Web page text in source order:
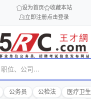
设为首页
收藏本站
立即注册点击登录
公务员 公检法 医疗卫生